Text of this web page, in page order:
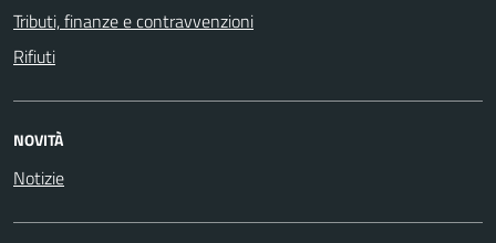
Tributi, finanze e contravvenzioni
Rifiuti
NOVITÀ
Notizie